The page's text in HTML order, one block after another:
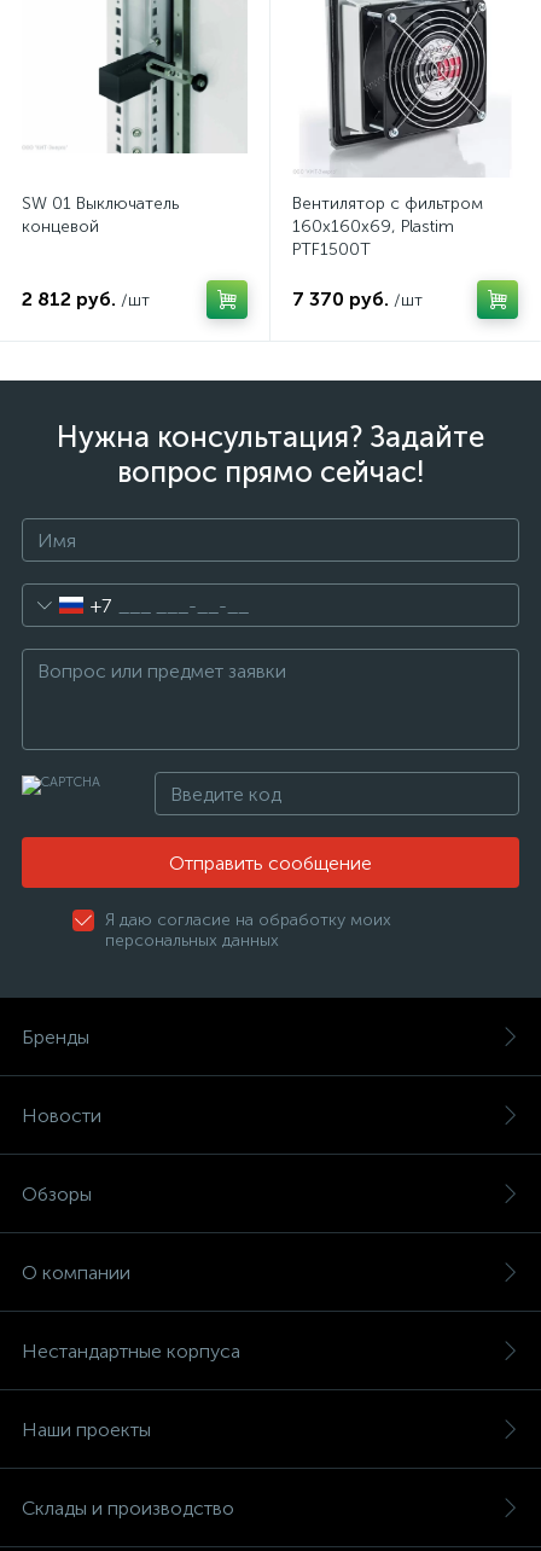
SW 01 Выключатель
концевой
2 812 руб. /шт
Вентилятор с фильтром
160x160x69, Plastim
PTF1500T
7 370 руб. /шт
Нужна консультация? Задайте
вопрос прямо сейчас!
+7
Отправить сообщение
Я даю согласие на обработку моих
персональных данных
Бренды
Новости
Обзоры
О компании
Нестандартные корпуса
Наши проекты
Склады и производство